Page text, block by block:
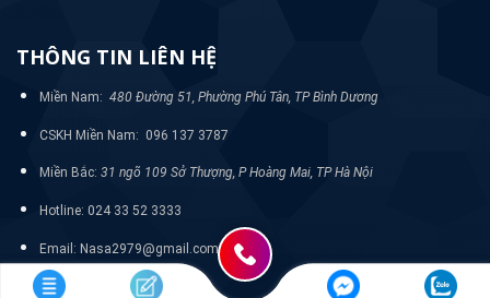
THÔNG TIN LIÊN HỆ
Miền Nam: 480 Đường 51, Phường Phú Tân, TP Bình Dương
CSKH Miền Nam: 096 137 3787
Miền Bắc: 31 ngõ 109 Sở Thượng, P Hoàng Mai, TP Hà Nội
Hotline: 024 33 52 3333
Email: Nasa2979@gmail.com